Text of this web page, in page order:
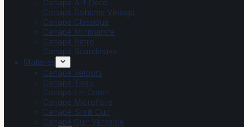
Canapé Art Déco
Canapé Bohème Vintage
Canapé Classique
Canapé Minimaliste
Canapé Rétro
Canapé Scandinave
Matières
Canapé Velours
Canapé Tissu
Canapé Lin Coton
Canapé Microfibre
Canapé Simili Cuir
Canapé Cuir Véritable